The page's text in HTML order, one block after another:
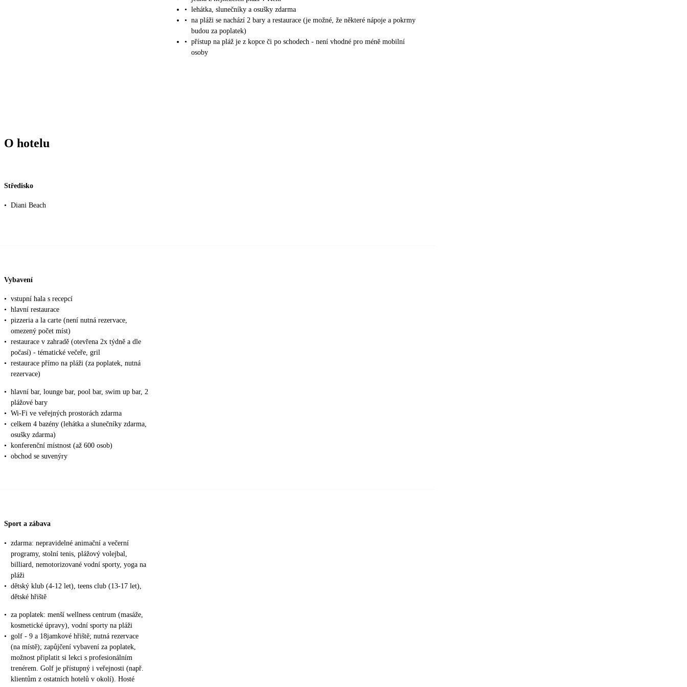
• lehátka, slunečníky a osušky zdarma
• na pláži se nachází 2 bary a restaurace (je možné, že některé nápoje a pokrmy
budou za poplatek)
• přístup na pláž je z kopce či po schodech - není vhodné pro méně mobilní
osoby
O hotelu
Středisko
• Diani Beach
Vybavení
• vstupní hala s recepcí
• hlavní restaurace
• pizzeria a la carte (není nutná rezervace,
omezený počet míst)
• restaurace v zahradě (otevřena 2x týdně a dle
počasí) - tématické večeře, gril
• restaurace přímo na pláži (za poplatek, nutná
rezervace)
• hlavní bar, lounge bar, pool bar, swim up bar, 2
plážové bary
• Wi-Fi ve veřejných prostorách zdarma
• celkem 4 bazény (lehátka a slunečníky zdarma,
osušky zdarma)
• konferenční místnost (až 600 osob)
• obchod se suvenýry
Sport a zábava
• zdarma: nepravidelné animační a večerní
programy, stolní tenis, plážový volejbal,
billiard, nemotorizované vodní sporty, yoga na
pláži
• dětský klub (4-12 let), teens club (13-17 let),
dětské hřiště
• za poplatek: menší wellness centrum (masáže,
kosmetické úpravy), vodní sporty na pláži
• golf - 9 a 18jamkové hřiště; nutná rezervace
(na místě); zapůjčení vybavení za poplatek,
možnost připlatit si lekci s profesionálním
trenérem. Golf je přístupný i veřejnosti (např.
klientům z ostatních hotelů v okolí). Hosté